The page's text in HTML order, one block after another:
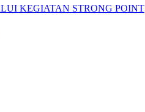
KEGIATAN STRONG POINT